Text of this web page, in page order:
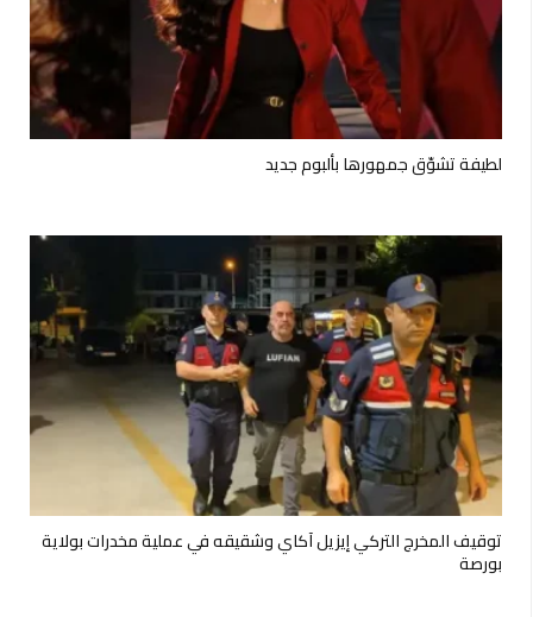
لطيفة تشوّق جمهورها بألبوم جديد
توقيف المخرج التركي إيزيل آكاي وشقيقه في عملية مخدرات بولاية
بورصة